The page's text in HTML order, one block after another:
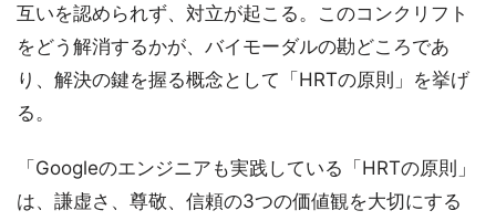
互いを認められず、対立が起こる。このコンクリフト
をどう解消するかが、バイモーダルの勘どころであ
り、解決の鍵を握る概念として「HRTの原則」を挙げ
る。
「Googleのエンジニアも実践している「HRTの原則」
は、謙虚さ、尊敬、信頼の3つの価値観を大切にする